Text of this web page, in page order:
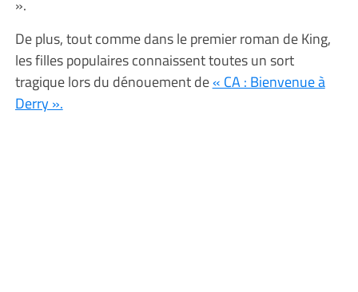
».
De plus, tout comme dans le premier roman de King,
les filles populaires connaissent toutes un sort
tragique lors du dénouement de« CA : Bienvenue à
Derry ».